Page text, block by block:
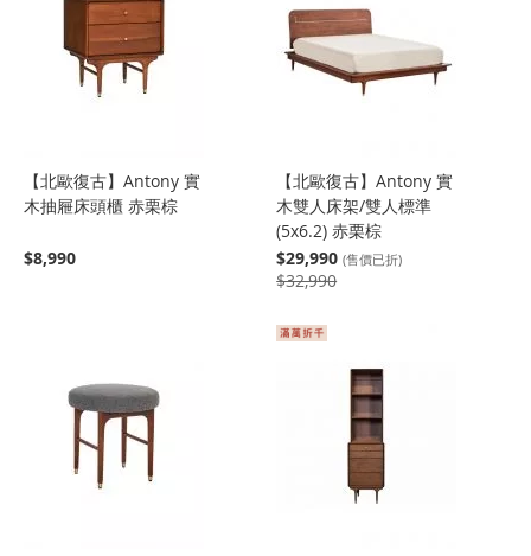
【北歐復古】Antony 實
木抽屜床頭櫃 赤栗棕
$8,990
【北歐復古】Antony 實
木雙人床架/雙人標準
(5x6.2) 赤栗棕
$29,990 (售價已折)
$32,990